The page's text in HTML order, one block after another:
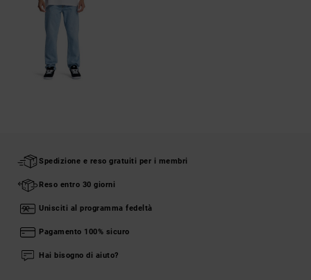
Spedizione e reso gratuiti per i membri
Reso entro 30 giorni
Unisciti al programma fedeltà
Pagamento 100% sicuro
Hai bisogno di aiuto?